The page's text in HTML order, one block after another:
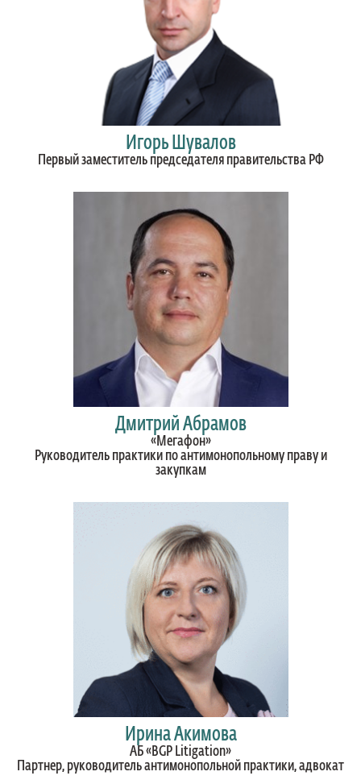
Игорь Шувалов
Первый заместитель председателя правительства РФ
Дмитрий Абрамов
«Мегафон»
Руководитель практики по антимонопольному праву и
закупкам
Ирина Акимова
АБ «BGP Litigation»
Партнер, руководитель антимонопольной практики, адвокат